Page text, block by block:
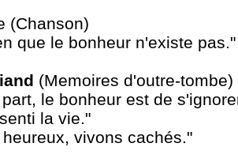
(Chanson)
que le bonheur n'existe pas."
(Memoires d'outre-tombe)
le bonheur est de
la vie."
vivons cachés."